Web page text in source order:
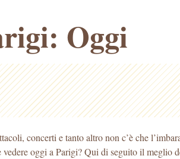
Oggi
concerti e tanto altro non c’è che
vedere oggi a Parigi? Qui di seguito il meglio